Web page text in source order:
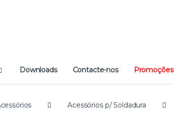
Downloads Contacte-nos Promoções
Acessórios p/ Soldadura